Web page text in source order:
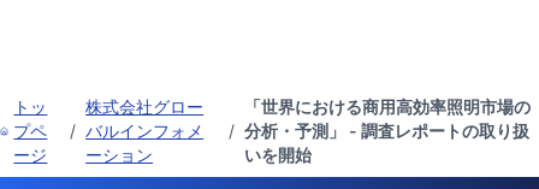
トッ
プペ
ージ
/
株式会社グロー
バルインフォメ
ーション
/
「世界における商用高効率照明市場の
分析・予測」 - 調査レポートの取り扱
いを開始